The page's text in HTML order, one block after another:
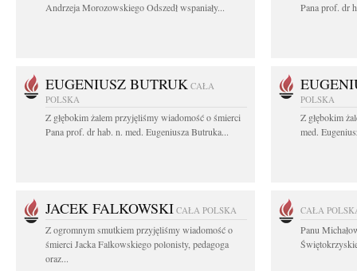
Andrzeja Morozowskiego Odszedł wspaniały...
Pana prof. dr
EUGENIUSZ BUTRUK CAŁA
POLSKA
Z głębokim żalem przyjęliśmy wiadomość o śmierci
Pana prof. dr hab. n. med. Eugeniusza Butruka...
POLSKA
Z głębokim
med.
JACEK FALKOWSKI CAŁA POLSKA
Z ogromnym smutkiem przyjęliśmy wiadomość o
śmierci Jacka Falkowskiego polonisty, pedagoga
oraz...
CAŁA
Panu